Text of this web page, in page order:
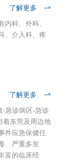
了解更多
科、外科、
、介入科、疼
了解更多
-急诊病区-急诊
着东莞及周边地
件应急保健任
、严重多发
富的临床经